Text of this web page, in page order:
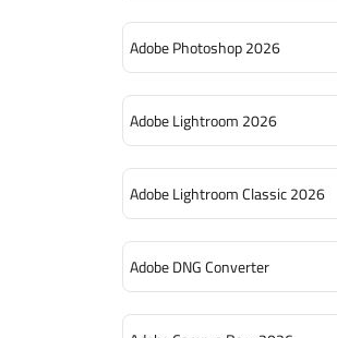
Adobe Photoshop 2026
Adobe Lightroom 2026
Adobe Lightroom Classic 2026
Adobe DNG Converter